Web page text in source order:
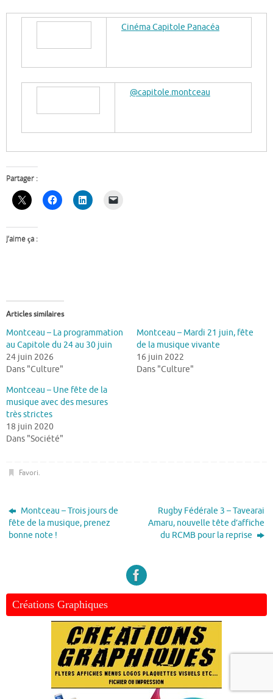
Cinéma Capitole Panacéa
@capitole.montceau
Partager :
J’aime ça :
Articles similaires
Montceau – La programmation
au Capitole du 24 au 30 juin
24 juin 2026
Dans "Culture"
Montceau – Mardi 21 juin, fête
de la musique vivante
16 juin 2022
Dans "Culture"
Montceau – Une fête de la
musique avec des mesures
très strictes
18 juin 2020
Dans "Société"
Favori.
Montceau – Trois jours de
fête de la musique, prenez
bonne note !
Rugby Fédérale 3 – Tavearai
Amaru, nouvelle tête d’affiche
du RCMB pour la reprise
Créations Graphiques